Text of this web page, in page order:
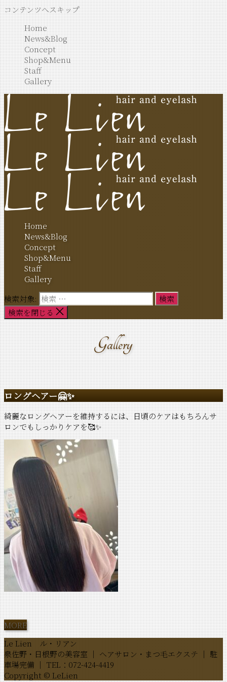
コンテンツへスキップ
Home
News&Blog
Concept
Shop&Menu
Staff
Gallery
Home
News&Blog
Concept
Shop&Menu
Staff
Gallery
検索対象:
検索を閉じる
Gallery
ロングヘアー🤗✨
綺麗なロングヘアーを維持するには、日頃のケアはもちろんサ
ロンでもしっかりケアを🥰✨
MORE
Le Lien ル・リアン
泉佐野・日根野の美容室 ｜ ヘアサロン・まつ毛エクステ ｜ 駐
車場完備 ｜ TEL：072-424-4419
Copyright © LeLien